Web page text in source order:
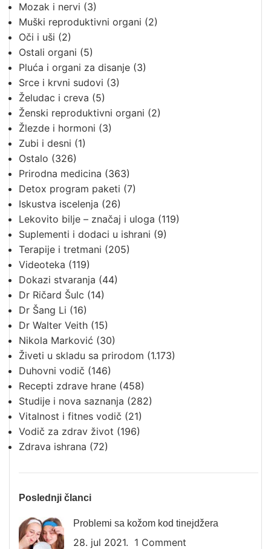
Mozak i nervi (3)
Muški reproduktivni organi (2)
Oči i uši (2)
Ostali organi (5)
Pluća i organi za disanje (3)
Srce i krvni sudovi (3)
Želudac i creva (5)
Ženski reproduktivni organi (2)
Žlezde i hormoni (3)
Zubi i desni (1)
Ostalo (326)
Prirodna medicina (363)
Detox program paketi (7)
Iskustva iscelenja (26)
Lekovito bilje – značaj i uloga (119)
Suplementi i dodaci u ishrani (9)
Terapije i tretmani (205)
Videoteka (119)
Dokazi stvaranja (44)
Dr Ričard Šulc (14)
Dr Šang Li (16)
Dr Walter Veith (15)
Nikola Marković (30)
Živeti u skladu sa prirodom (1.173)
Duhovni vodič (146)
Recepti zdrave hrane (458)
Studije i nova saznanja (282)
Vitalnost i fitnes vodič (21)
Vodič za zdrav život (196)
Zdrava ishrana (72)
Poslednji članci
Problemi sa kožom kod tinejdžera
28. jul 2021. 1 Comment